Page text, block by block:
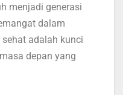
menjadi generasi
dalam
adalah kunci
depan yang